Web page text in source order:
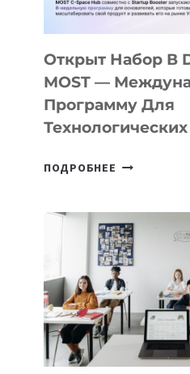
30
ПОДРОСТКАМ
БИЛЕТ
В
Открыт Набор В
MOST —
Программу Для
ПОДРОБНЕЕ ОТКРЫТ
DEAL
VELOCITY
BY
MOST
—
ПРОГРАММУ
ДЛЯ